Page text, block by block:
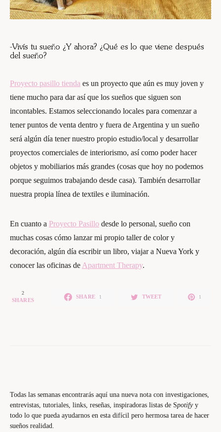
-Vivís tu sueño ¿Y ahora? ¿Qué es lo que viene después
del sueño?
Proyecto pasillo tienda es un proyecto que aún es muy joven y
tiene mucho para dar así que los sueños que siguen son
incontables. Estamos seleccionando locales para comenzar a
tener puntos de venta dentro y fuera de Argentina y un sueño
será algún día tener nuestro propio estudio/local y desarrollar
proyectos comerciales de interiorismo, así como poder hacer
objetos y mobiliarios más grandes (cosas que hoy no podemos
porque seguimos trabajando desde casa). También desarrollar
nuestra propia línea de textiles e iluminación.
En cuanto a Proyecto Pasillo desde lo personal, sueño con
muchas cosas cómo lanzar mi propio taller de color y
decoración, algún día escribir un libro, viajar a Nueva York y
conocer las oficinas de Apartment Therapy.
2
SHARES
SHARE 1 TWEET 1
Todas las semanas encontrarás aquí una nueva nota con investigaciones,
entrevistas, tutoriales, links, reseñas, inspiradoras listas de Spotify y
todo lo que pueda ayudarnos en esta difícil pero hermosa tarea de hacer
sueños realidad.